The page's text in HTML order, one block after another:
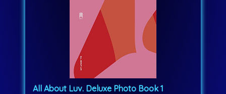
All About Luv. Deluxe Photo Book 1